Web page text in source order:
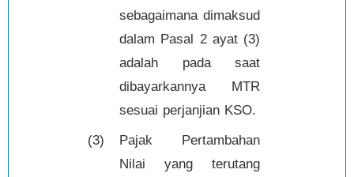
sebagaimana dimaksud
dalam Pasal 2 ayat (3)
adalah pada saat
dibayarkannya MTR
sesuai perjanjian KSO.
(3)
Pajak Pertambahan
Nilai yang terutang